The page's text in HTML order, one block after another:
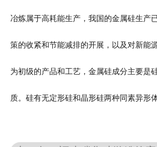
冶炼属于高耗能生产，我国的金属硅生产
策的收紧和节能减排的开展，以及对新能
为初级的产品和工艺，金属硅成分主要是
质。硅有无定形硅和晶形硅两种同素异形